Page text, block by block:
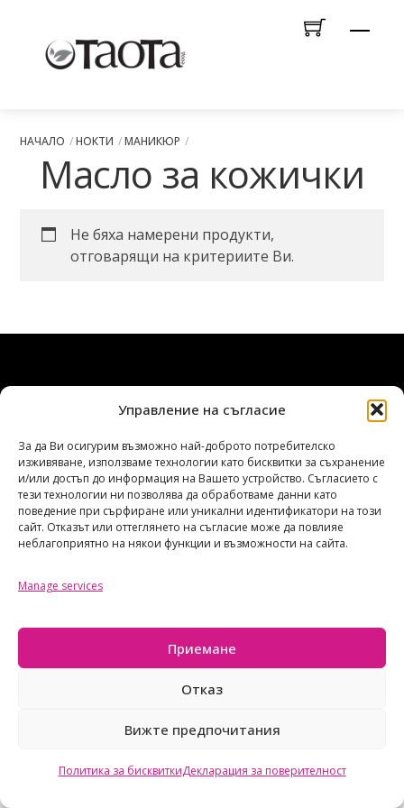
Управление на съгласие
За да Ви осигурим възможно най-доброто потребителско
изживяване, използваме технологии като бисквитки за съхранение
и/или достъп до информация на Вашето устройство. Съгласието с
тези технологии ни позволява да обработваме данни като
поведение при сърфиране или уникални идентификатори на този
сайт. Отказът или оттеглянето на съгласие може да повлияе
неблагоприятно на някои функции и възможности на сайта.
Manage services
Приемане
Отказ
Вижте предпочитания
Политика за бисквиткиДекларация за поверителност
content
НАЧАЛО НОКТИ МАНИКЮР
Масло за кожички
Не бяха намерени продукти,
отговарящи на критериите Ви.
TAOTASTORE
Политика за поверителност
Общи условия
Политика за бисквитките